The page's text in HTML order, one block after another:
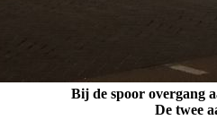
Bij de spoor overgang
De twee